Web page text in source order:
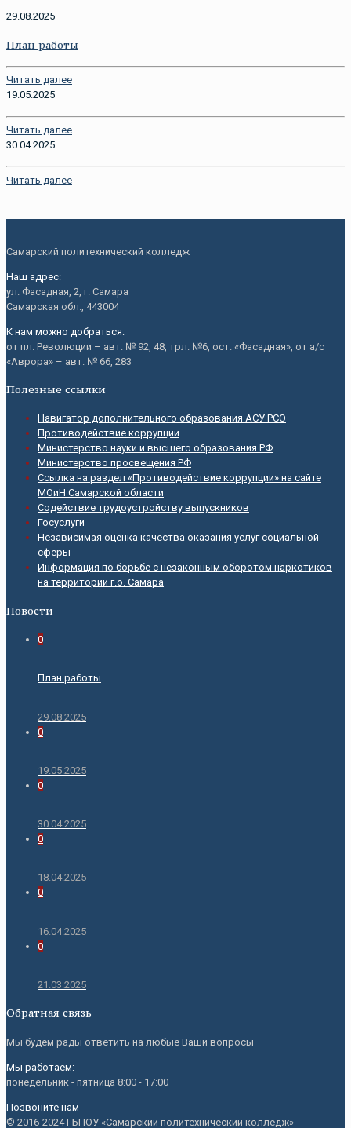
29.08.2025
План работы
Читать далее
19.05.2025
Читать далее
30.04.2025
Читать далее
Самарский политехнический колледж
Наш адрес:
ул. Фасадная, 2, г. Самара
Самарская обл., 443004
К нам можно добраться:
от пл. Революции – авт. № 92, 48, трл. №6, ост. «Фасадная», от а/с
«Аврора» – авт. № 66, 283
Полезные ссылки
Навигатор дополнительного образования АСУ РСО
Противодействие коррупции
Министерство науки и высшего образования РФ
Министерство просвещения РФ
Ссылка на раздел «Противодействие коррупции» на сайте
МОиН Самарской области
Содействие трудоустройству выпускников
Госуслуги
Независимая оценка качества оказания услуг социальной
сферы
Информация по борьбе с незаконным оборотом наркотиков
на территории г.о. Самара
Новости
0
План работы
29.08.2025
0
19.05.2025
0
30.04.2025
0
18.04.2025
0
16.04.2025
0
21.03.2025
Обратная связь
Мы будем рады ответить на любые Ваши вопросы
Мы работаем:
понедельник - пятница 8:00 - 17:00
Позвоните нам
© 2016-2024 ГБПОУ «Самарский политехнический колледж»